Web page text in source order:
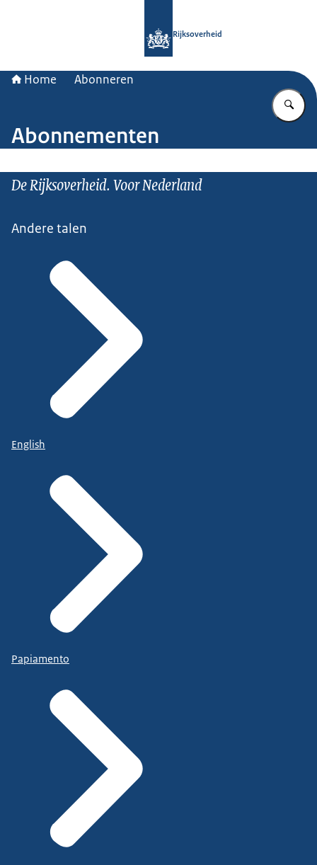
Rijksoverheid
Home Abonneren
Abonnementen
De Rijksoverheid. Voor Nederland
Andere talen
English
Papiamento